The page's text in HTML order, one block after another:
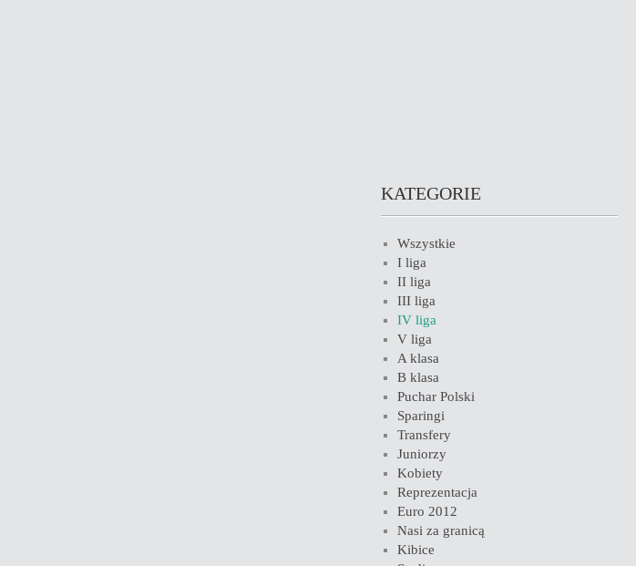
KATEGORIE
Wszystkie
I liga
II liga
III liga
IV liga
V liga
A klasa
B klasa
Puchar Polski
Sparingi
Transfery
Juniorzy
Kobiety
Reprezentacja
Euro 2012
Nasi za granicą
Kibice